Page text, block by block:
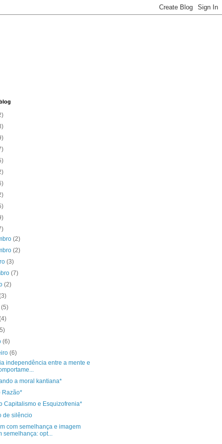
(2)
(2)
(3)
(7)
(2)
(5)
(6)
(6)
independência entre a mente e
a moral kantiana*
Razão*
Capitalismo e Esquizofrenia*
de silêncio
com semelhança e imagem
semelhança: opt...